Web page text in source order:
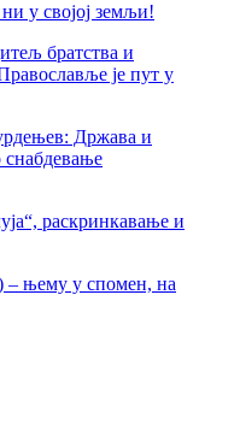
у својој земљи!
братства и
је пут у
Држава и
раскринкавање и
њему у спомен, на